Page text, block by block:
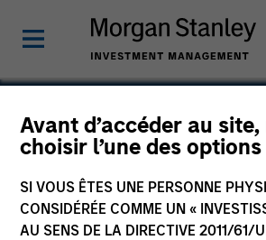
Avant d’accéder au
choisir l’une des
SI VOUS ÊTES UNE PERSONNE
CONSIDÉRÉE COMME UN «
AU SENS DE LA DIRECTIVE 2011/61/
Christian Beck,
Executive Director